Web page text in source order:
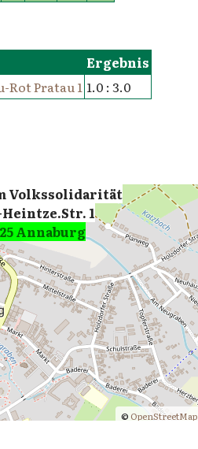
Ergebnis
Rot Pratau 1 1.0 : 3.0
© OpenStreetMap
Volkssolidarität
1
Annaburg